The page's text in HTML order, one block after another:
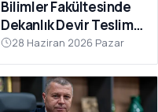
Bilimler Fakültesinde
Dekanlık Devir Teslim
Töreni Gerçekleştirildi
28 Haziran 2026 Pazar